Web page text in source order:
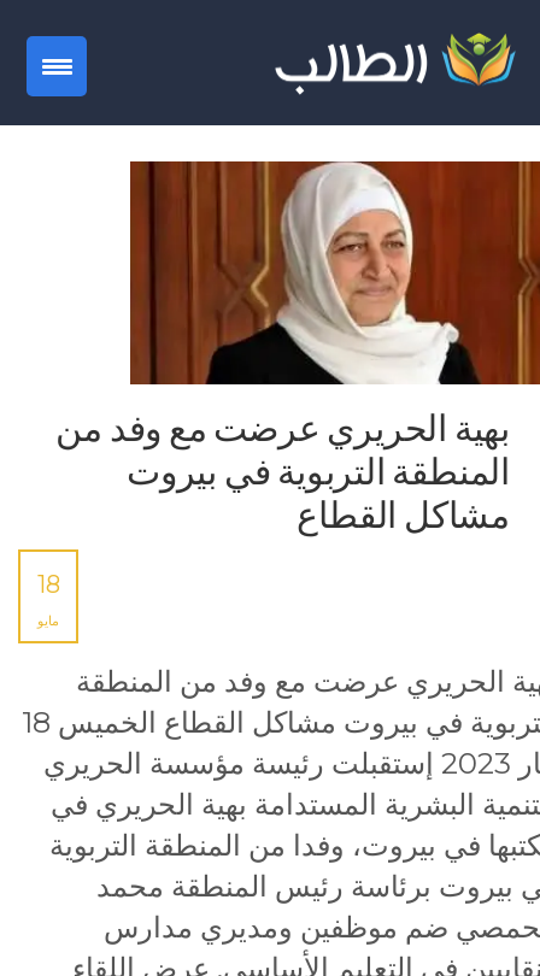
بهية الحريري عرضت مع وفد من
المنطقة التربوية في بيروت
مشاكل القطاع
18
مايو
الحريري عرضت مع وفد من المنطقة
التربوية في بيروت مشاكل القطاع الخميس 18
أيار 2023 إستقبلت رئيسة مؤسسة الحريري
البشرية المستدامة بهية الحريري في
في بيروت، وفدا من المنطقة التربوية
بيروت برئاسة رئيس المنطقة محمد
ضم موظفين ومديري مدارس
في التعليم الأساسي. عرض اللقاء